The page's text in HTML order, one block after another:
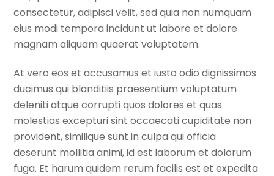
consectetur, adipisci velit, sed quia non numquam
eius modi tempora incidunt ut labore et dolore
magnam aliquam quaerat voluptatem.
At vero eos et accusamus et iusto odio dignissimos
ducimus qui blanditiis praesentium voluptatum
deleniti atque corrupti quos dolores et quas
molestias excepturi sint occaecati cupiditate non
provident, similique sunt in culpa qui officia
deserunt mollitia animi, id est laborum et dolorum
fuga. Et harum quidem rerum facilis est et expedita